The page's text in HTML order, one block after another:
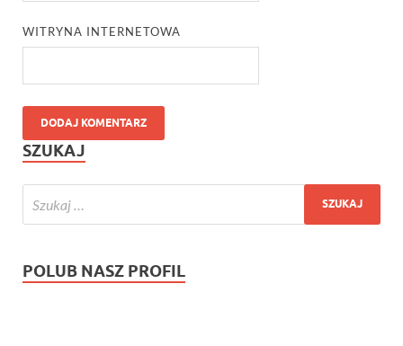
WITRYNA INTERNETOWA
SZUKAJ
POLUB NASZ PROFIL